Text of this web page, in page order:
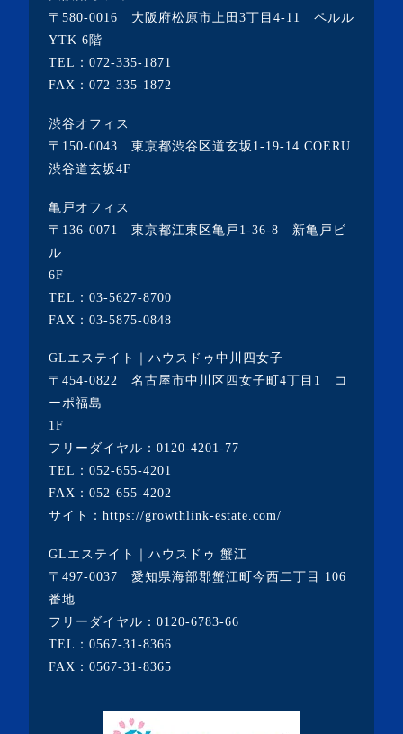
・2021年12月(2記事)
・2021年11月(7記事)
・2021年10月(3記事)
・2021年8月(6記事)
・2021年7月(3記事)
・2021年5月(2記事)
・2021年4月(4記事)
・2021年2月(3記事)
・2021年1月(3記事)
・2020年12月(7記事)
・2020年11月(5記事)
・2020年10月(3記事)
・2020年9月(8記事)
・2020年6月(9記事)
・2020年5月(5記事)
・2020年4月(3記事)
・2020年3月(7記事)
・2020年1月(3記事)
〒580-0016 大阪府松原市上田3丁目4-11 ペルル
YTK 6階
TEL： 072-335-1871
FAX：072-335-1872
渋谷オフィス
〒150-0043 東京都渋谷区道玄坂1-19-14 COERU
渋谷道玄坂4F
亀戸オフィス
〒136-0071 東京都江東区亀戸1-36-8 新亀戸ビ
ル
6F
TEL： 03-5627-8700
FAX：03-5875-0848
GLエステイト｜ハウスドゥ中川四女子
〒454-0822 名古屋市中川区四女子町4丁目1 コ
ーポ福島
1F
フリーダイヤル： 0120-4201-77
TEL： 052-655-4201
FAX：052-655-4202
サイト： https://growthlink-estate.com/
GLエステイト｜ハウスドゥ 蟹江
〒497-0037 愛知県海部郡蟹江町今西二丁目 106
番地
フリーダイヤル： 0120-6783-66
TEL： 0567-31-8366
FAX：0567-31-8365